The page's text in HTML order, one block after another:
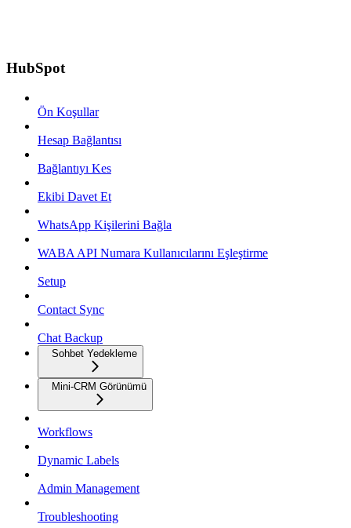
HubSpot
Ön Koşullar
Hesap Bağlantısı
Bağlantıyı Kes
Ekibi Davet Et
WhatsApp Kişilerini Bağla
WABA API Numara Kullanıcılarını Eşleştirme
Setup
Contact Sync
Chat Backup
Sohbet Yedekleme
Mini-CRM Görünümü
Workflows
Dynamic Labels
Admin Management
Troubleshooting